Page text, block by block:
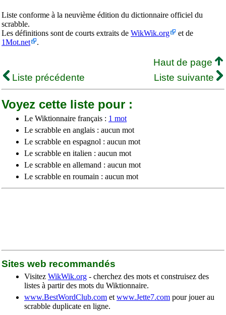
Liste conforme à la neuvième édition du dictionnaire officiel du
scrabble.
Les définitions sont de courts extraits de WikWik.org
et de
1Mot.net
.
Haut de page
Liste précédente
Liste suivante
Voyez cette liste pour :
Le Wiktionnaire français : 1 mot
Le scrabble en anglais : aucun mot
Le scrabble en espagnol : aucun mot
Le scrabble en italien : aucun mot
Le scrabble en allemand : aucun mot
Le scrabble en roumain : aucun mot
Sites web recommandés
Visitez WikWik.org - cherchez des mots et construisez des
listes à partir des mots du Wiktionnaire.
www.BestWordClub.com et www.Jette7.com pour jouer au
scrabble duplicate en ligne.